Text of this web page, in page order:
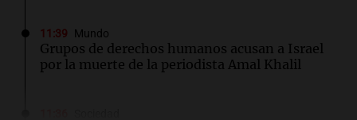
11:39 Mundo
Grupos de derechos humanos acusan a Israel
por la muerte de la periodista Amal Khalil